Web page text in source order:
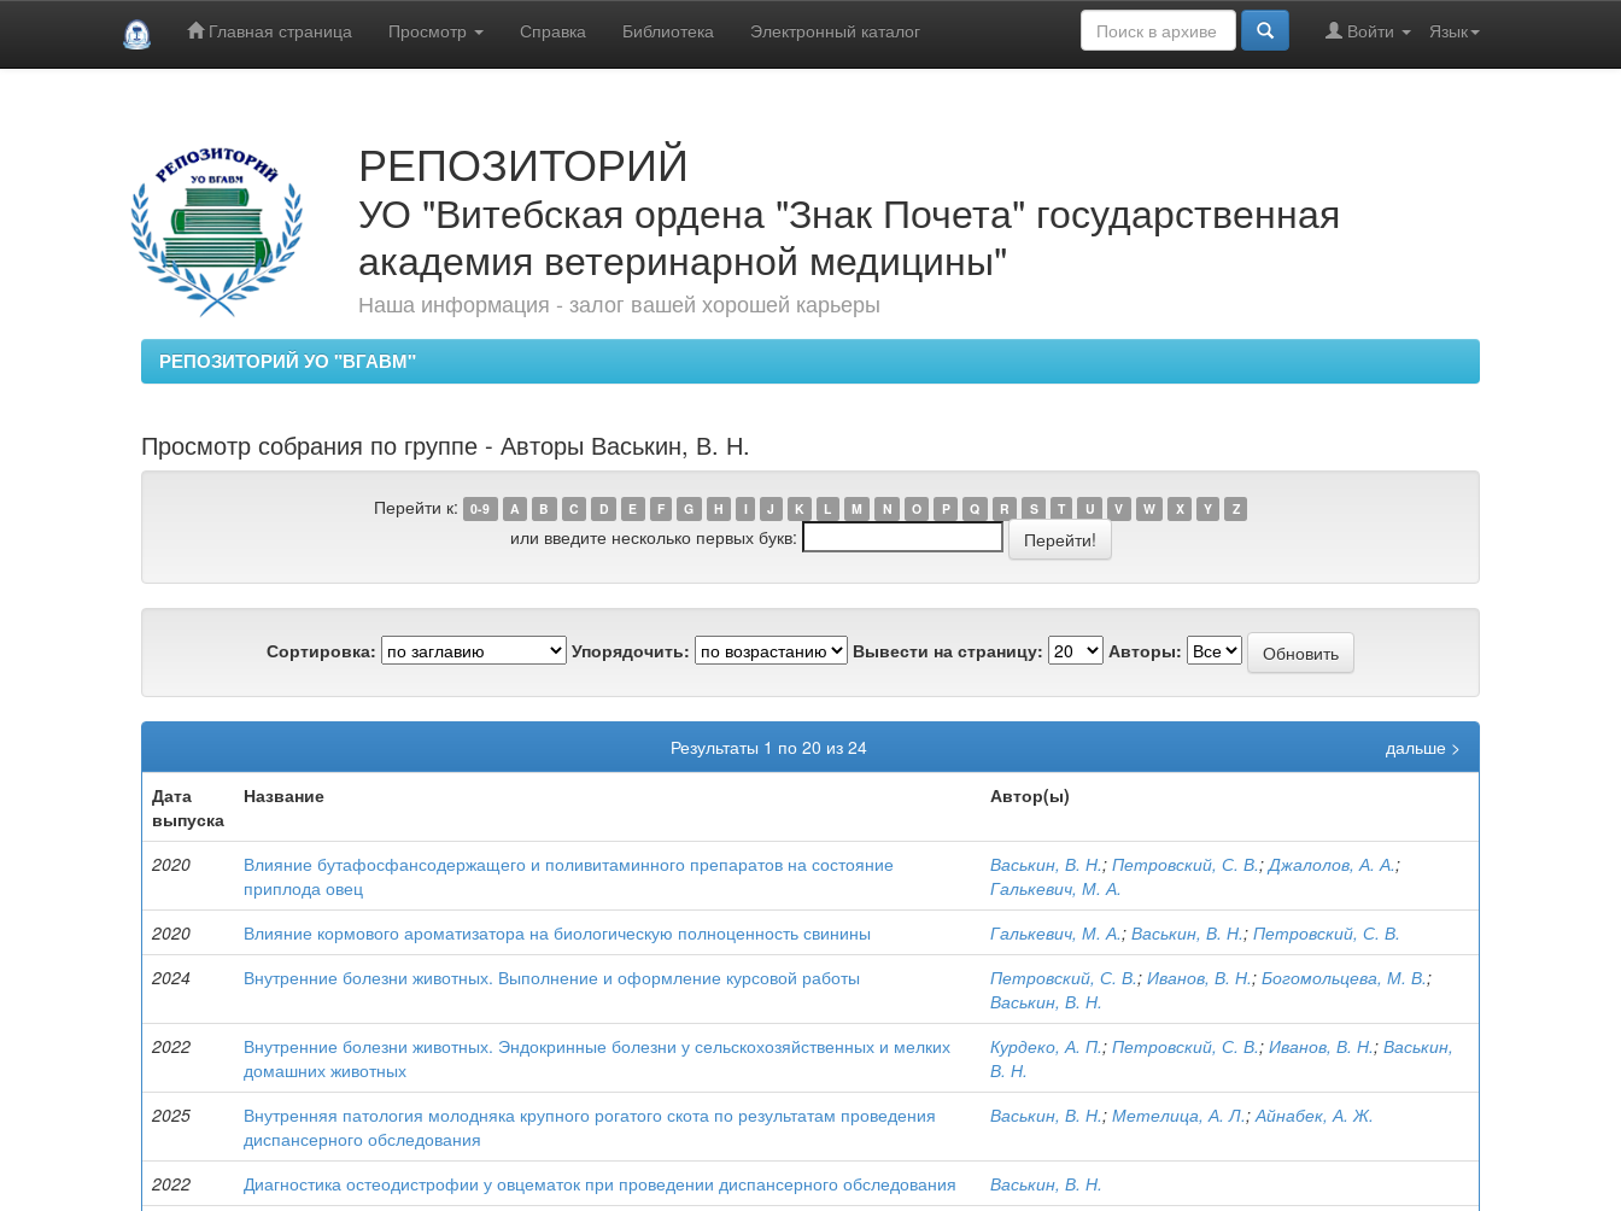
Главная страница Просмотр Справка Библиотека Электронный каталог Язык
Войти
РЕПОЗИТОРИЙ
УО "Витебская ордена "Знак Почета" государственная
академия ветеринарной медицины"
Наша информация - залог вашей хорошей карьеры
РЕПОЗИТОРИЙ УО "ВГАВМ"
Просмотр собрания по группе - Авторы Васькин, В. Н.
Перейти к: 0-9 A B C D E F G H I J K L M N O P Q R S T U V W X Y Z
или введите несколько первых букв:
Сортировка: Упорядочить: Вывести на страницу: Авторы:
Результаты 1 по 20 из 24
дальше >
Дата
выпуска
Название Автор(ы)
2020
Влияние бутафосфансодержащего и поливитаминного препаратов на состояние
приплода овец
Васькин, В. Н.; Петровский, С. В.;Джалолов, А. А.;
Галькевич, М. А.
2020
Влияние кормового ароматизатора на биологическую полноценность свинины Галькевич, М. А.; Васькин, В. Н.; Петровский, С. В.
2024
Внутренние болезни животных. Выполнение и оформление курсовой работы Петровский, С. В.; Иванов, В. Н.; Богомольцева, М. В.;
Васькин, В. Н.
2022
Внутренние болезни животных. Эндокринные болезни у сельскохозяйственных и мелких
домашних животных
Курдеко, А. П.; Петровский, С. В.; Иванов, В. Н.; Васькин,
В. Н.
2025
Внутренняя патология молодняка крупного рогатого скота по результатам проведения
диспансерного обследования
Васькин, В. Н.; Метелица, А. Л.;Айнабек, А. Ж.
2022 Диагностика остеодистрофии у овцематок при проведении диспансерного обследования
Васькин, В. Н.